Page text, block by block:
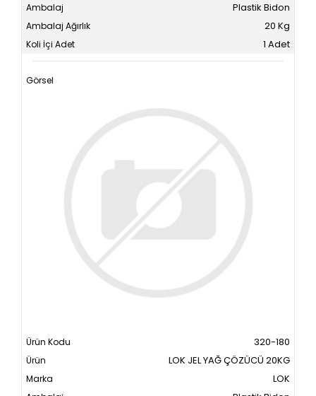
Plastik Bidon
20 Kg
1 Adet
320-180
LOK JEL YAĞ ÇÖZÜCÜ 20KG
LOK